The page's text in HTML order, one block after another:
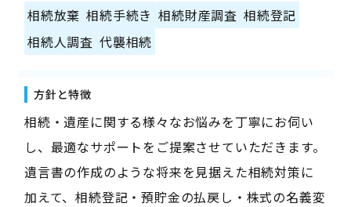
相続放棄 相続手続き 相続財産調査 相続登記
相続人調査 代襲相続
方針と特徴
相続・遺産に関する様々なお悩みを丁寧にお伺い
し、最適なサポートをご提案させていただきます。
遺言書の作成のような将来を見据えた相続対策に
加えて、相続登記・預貯金の払戻し・株式の名義変